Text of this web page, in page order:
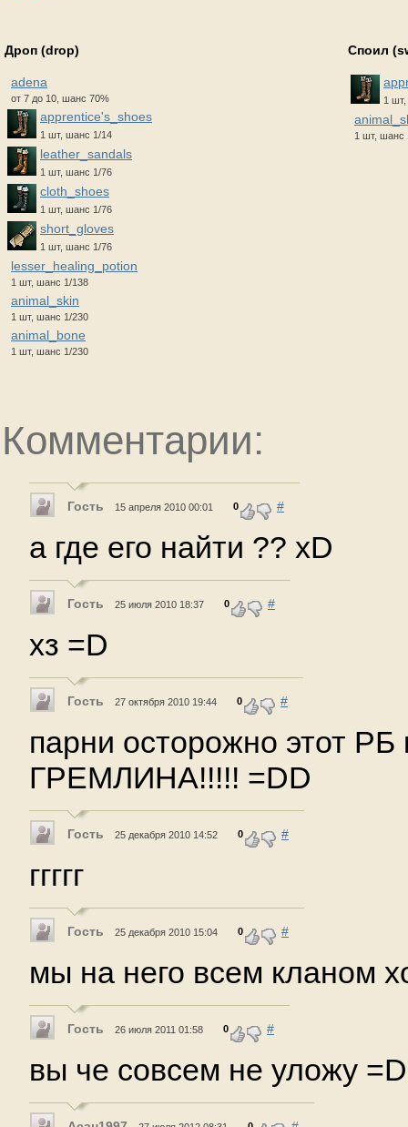
Дроп (drop)
adena
от 7 до 10, шанс 70%
apprentice's_shoes
1 шт, шанс 1/14
leather_sandals
1 шт, шанс 1/76
cloth_shoes
1 шт, шанс 1/76
short_gloves
1 шт, шанс 1/76
lesser_healing_potion
1 шт, шанс 1/138
animal_skin
1 шт, шанс 1/230
animal_bone
1 шт, шанс 1/230
Споил
1
1 шт, шанс
Комментарии:
Гость 15 апреля 2010 00:01 0 #
а где его найти ?? xD
Гость 25 июля 2010 18:37 0 #
хз =D
Гость 27 октября 2010 19:44 0 #
парни осторожно этот РБ
ГРЕМЛИНА!!!!! =DD
Гость 25 декабря 2010 14:52 0 #
ггггг
Гость 25 декабря 2010 15:04 0 #
мы на него всем кланом
Гость 26 июля 2011 01:58 0 #
вы че совсем не уложу